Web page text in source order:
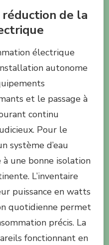
de la
électrique
autonome
et le passage à
continu
Pour le
système d’eau
à une bonne isolation
L’inventaire
puissance en watts
quotidienne permet
précis. La
fonctionnant en